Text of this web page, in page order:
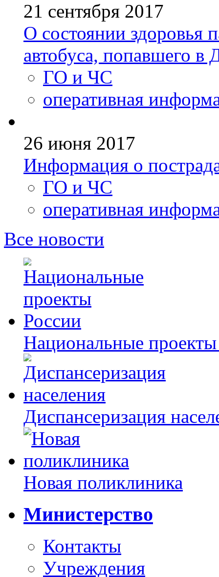
21 сентября 2017
О состоянии здоровья
автобуса, попавшего
ГО и ЧС
оперативная
26 июня 2017
Информация о
ГО и ЧС
оперативная
Все новости
Национальные
Диспансеризация
Новая поликлиника
Министерство
Контакты
Учреждения